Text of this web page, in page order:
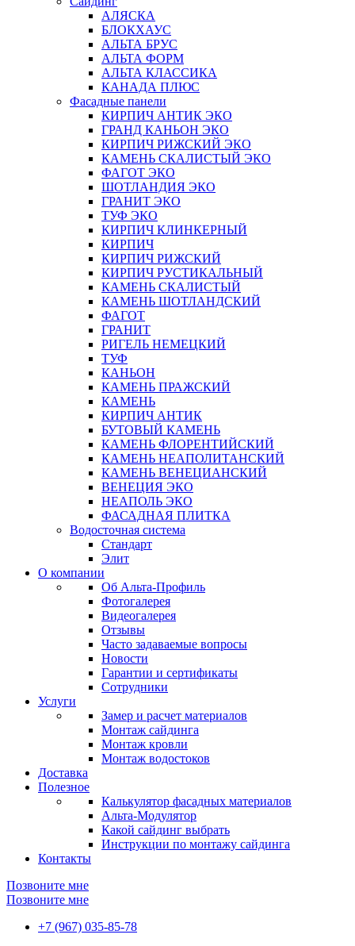
АЛЯСКА
БЛОКХАУС
АЛЬТА БРУС
АЛЬТА ФОРМ
АЛЬТА КЛАССИКА
КАНАДА ПЛЮС
Фасадные панели
КИРПИЧ АНТИК ЭКО
ГРАНД КАНЬОН ЭКО
КИРПИЧ РИЖСКИЙ ЭКО
КАМЕНЬ СКАЛИСТЫЙ ЭКО
ФАГОТ ЭКО
ШОТЛАНДИЯ ЭКО
ГРАНИТ ЭКО
ТУФ ЭКО
КИРПИЧ КЛИНКЕРНЫЙ
КИРПИЧ
КИРПИЧ РИЖСКИЙ
КИРПИЧ РУСТИКАЛЬНЫЙ
КАМЕНЬ СКАЛИСТЫЙ
КАМЕНЬ ШОТЛАНДСКИЙ
ФАГОТ
ГРАНИТ
РИГЕЛЬ НЕМЕЦКИЙ
ТУФ
КАНЬОН
КАМЕНЬ ПРАЖСКИЙ
КАМЕНЬ
КИРПИЧ АНТИК
БУТОВЫЙ КАМЕНЬ
КАМЕНЬ ФЛОРЕНТИЙСКИЙ
КАМЕНЬ НЕАПОЛИТАНСКИЙ
КАМЕНЬ ВЕНЕЦИАНСКИЙ
ВЕНЕЦИЯ ЭКО
НЕАПОЛЬ ЭКО
ФАСАДНАЯ ПЛИТКА
Водосточная система
Стандарт
Элит
О компании
Об Альта-Профиль
Фотогалерея
Видеогалерея
Отзывы
Часто задаваемые вопросы
Новости
Гарантии и сертификаты
Сотрудники
Услуги
Замер и расчет материалов
Монтаж сайдинга
Монтаж кровли
Монтаж водостоков
Доставка
Полезное
Калькулятор фасадных материалов
Альта-Модулятор
Какой сайдинг выбрать
Инструкции по монтажу сайдинга
Контакты
Позвоните мне
Позвоните мне
+7 (967) 035-85-78